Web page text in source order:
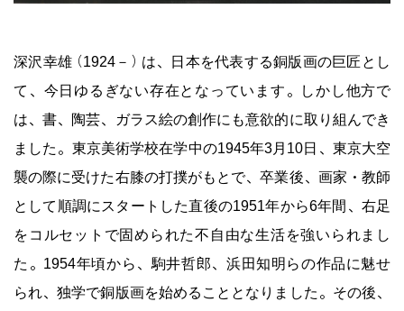
深沢幸雄（1924－）は、日本を代表する銅版画の巨匠とし
て、今日ゆるぎない存在となっています。しかし他方で
は、書、陶芸、ガラス絵の創作にも意欲的に取り組んでき
ました。東京美術学校在学中の1945年3月10日、東京大空
襲の際に受けた右膝の打撲がもとで、卒業後、画家・教師
として順調にスタートした直後の1951年から6年間、右足
をコルセットで固められた不自由な生活を強いられまし
た。1954年頃から、駒井哲郎、浜田知明らの作品に魅せ
られ、独学で銅版画を始めることとなりました。その後、